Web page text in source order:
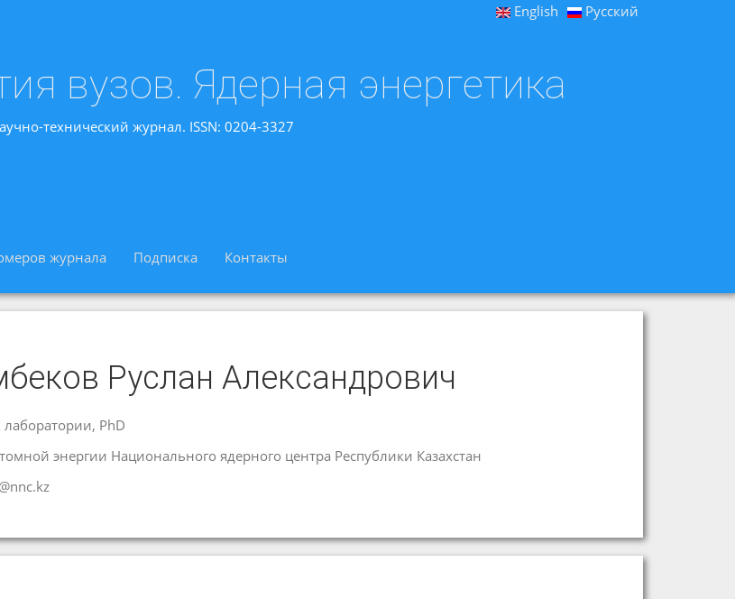
English Русский
вузов. Ядерная энергетика
технический журнал. ISSN: 0204-3327
журнала Подписка Контакты
Руслан Александрович
PhD
энергии Национального ядерного центра Республики Казахстан